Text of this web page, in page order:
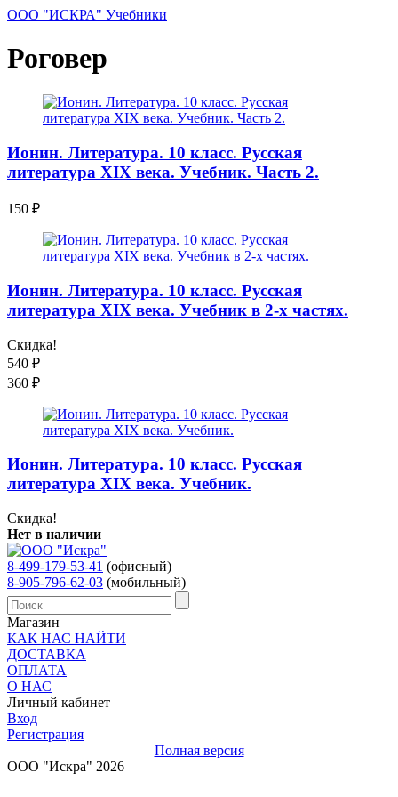
ООО "ИСКРА" Учебники
Роговер
Ионин. Литература. 10 класс. Русская
литература XIX века. Учебник. Часть 2.
150 ₽
Ионин. Литература. 10 класс. Русская
литература XIX века. Учебник в 2-х частях.
Скидка!
540 ₽
360 ₽
Ионин. Литература. 10 класс. Русская
литература XIX века. Учебник.
Скидка!
Нет в наличии
8-499-179-53-41 (офисный)
8-905-796-62-03 (мобильный)
Магазин
КАК НАС НАЙТИ
ДОСТАВКА
ОПЛАТА
О НАС
Личный кабинет
Вход
Регистрация
Полная версия
ООО "Искра" 2026